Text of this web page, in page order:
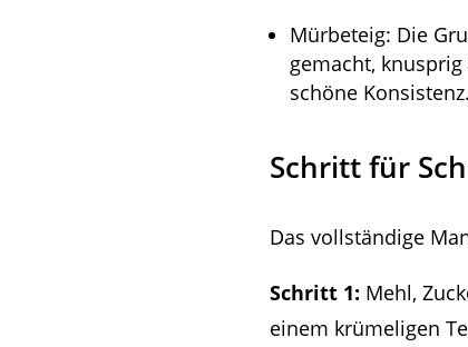
Mürbeteig: Die
gemacht,
schöne
Schritt für
Das vollständige
Schritt 1: Mehl,
einem krümeligen